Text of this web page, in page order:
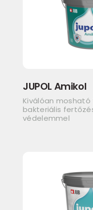
JUPOL Amikol
Kiválóan
bakteriális
védelemmel